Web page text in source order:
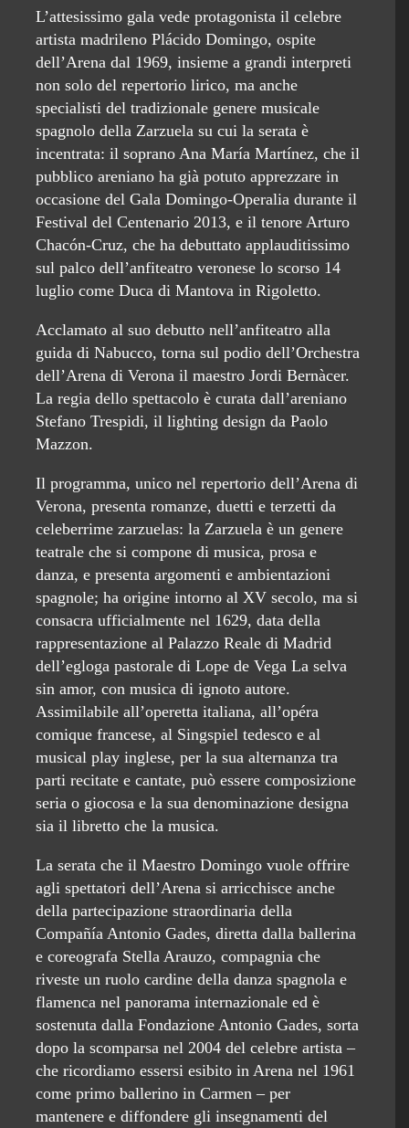
L’attesissimo gala vede protagonista il celebre
artista madrileno Plácido Domingo, ospite
dell’Arena dal 1969, insieme a grandi interpreti
non solo del repertorio lirico, ma anche
specialisti del tradizionale genere musicale
spagnolo della Zarzuela su cui la serata è
incentrata: il soprano Ana María Martínez, che il
pubblico areniano ha già potuto apprezzare in
occasione del Gala Domingo-Operalia durante il
Festival del Centenario 2013, e il tenore Arturo
Chacón-Cruz, che ha debuttato applauditissimo
sul palco dell’anfiteatro veronese lo scorso 14
luglio come Duca di Mantova in Rigoletto.
Acclamato al suo debutto nell’anfiteatro alla
guida di Nabucco, torna sul podio dell’Orchestra
dell’Arena di Verona il maestro Jordi Bernàcer.
La regia dello spettacolo è curata dall’areniano
Stefano Trespidi, il lighting design da Paolo
Mazzon.
Il programma, unico nel repertorio dell’Arena di
Verona, presenta romanze, duetti e terzetti da
celeberrime zarzuelas: la Zarzuela è un genere
teatrale che si compone di musica, prosa e
danza, e presenta argomenti e ambientazioni
spagnole; ha origine intorno al XV secolo, ma si
consacra ufficialmente nel 1629, data della
rappresentazione al Palazzo Reale di Madrid
dell’egloga pastorale di Lope de Vega La selva
sin amor, con musica di ignoto autore.
Assimilabile all’operetta italiana, all’opéra
comique francese, al Singspiel tedesco e al
musical play inglese, per la sua alternanza tra
parti recitate e cantate, può essere composizione
seria o giocosa e la sua denominazione designa
sia il libretto che la musica.
La serata che il Maestro Domingo vuole offrire
agli spettatori dell’Arena si arricchisce anche
della partecipazione straordinaria della
Compañía Antonio Gades, diretta dalla ballerina
e coreografa Stella Arauzo, compagnia che
riveste un ruolo cardine della danza spagnola e
flamenca nel panorama internazionale ed è
sostenuta dalla Fondazione Antonio Gades, sorta
dopo la scomparsa nel 2004 del celebre artista –
che ricordiamo essersi esibito in Arena nel 1961
come primo ballerino in Carmen – per
mantenere e diffondere gli insegnamenti del